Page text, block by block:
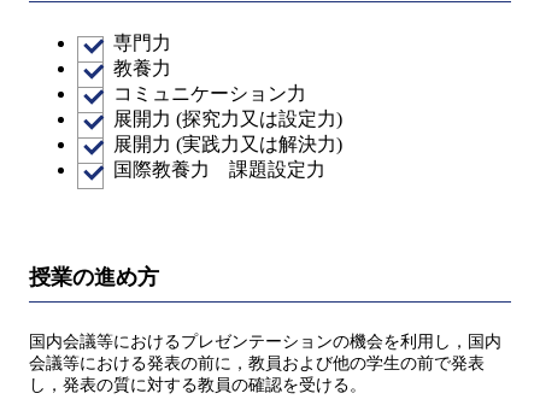
専門力
教養力
コミュニケーション力
展開力 (探究力又は設定力)
展開力 (実践力又は解決力)
国際教養力 課題設定力
授業の進め方
国内会議等におけるプレゼンテーションの機会を利用し，国内
会議等における発表の前に，教員および他の学生の前で発表
し，発表の質に対する教員の確認を受ける。